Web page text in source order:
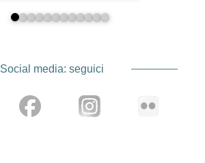
Social media: seguici